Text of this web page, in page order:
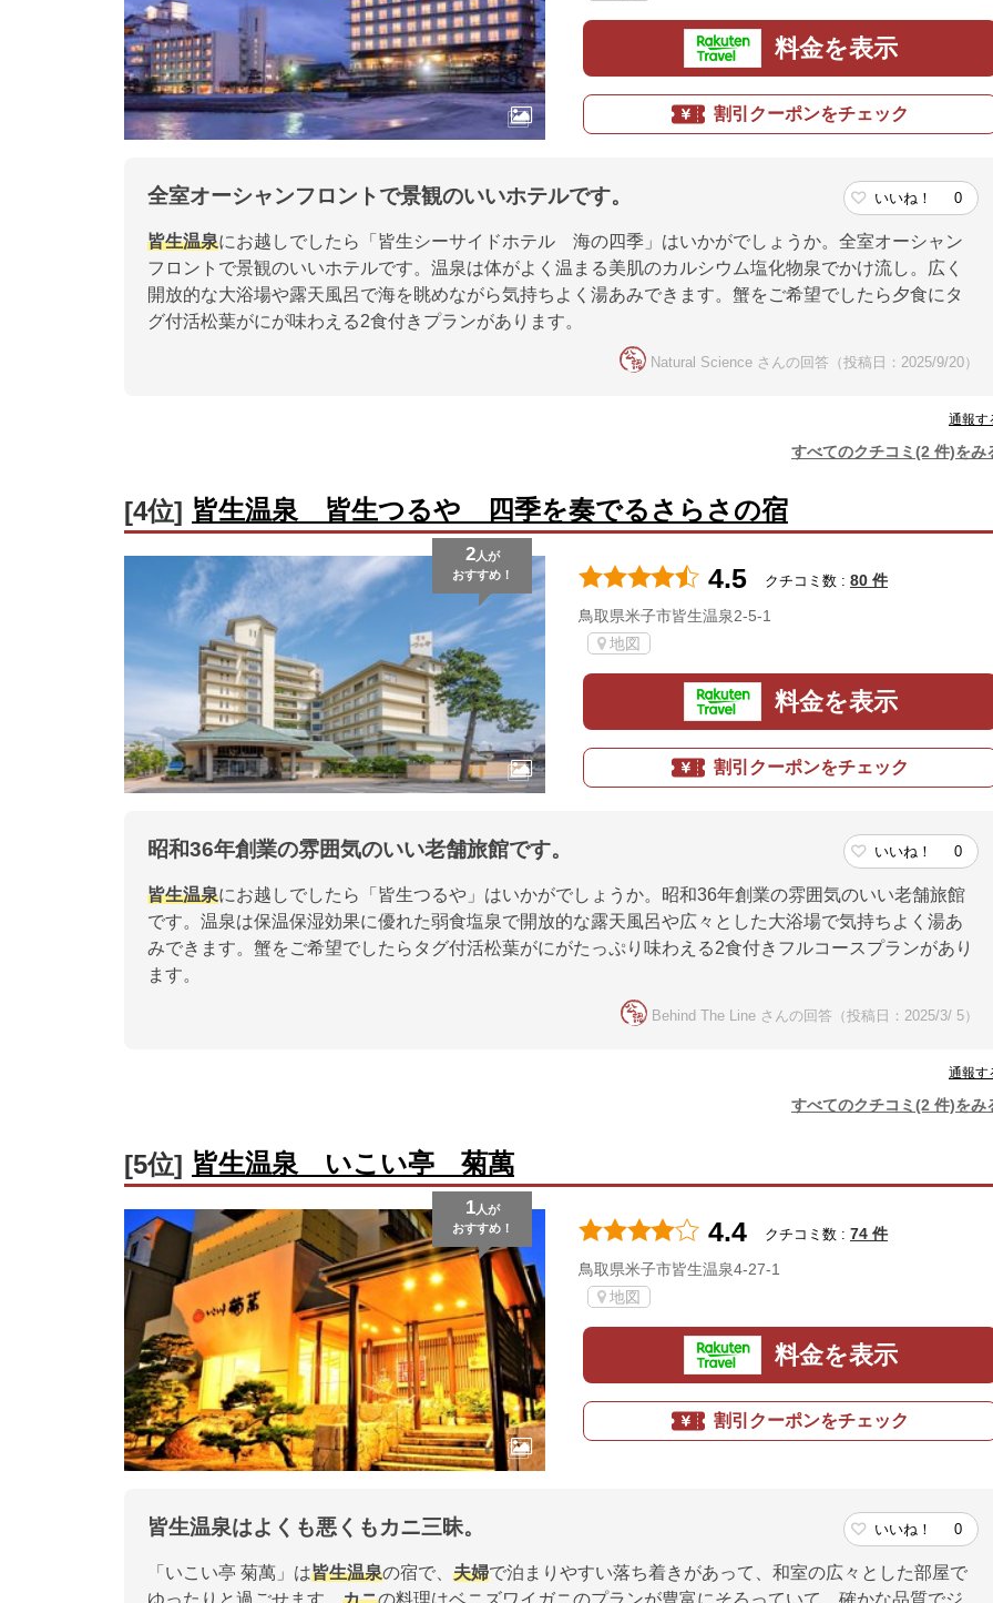
料金を表示
割引クーポンをチェック
全室オーシャンフロントで景観のいいホテルです。 いいね！ 0
皆生温泉にお越しでしたら「皆生シーサイドホテル 海の四季」はいかがでしょうか。全室オーシャン
フロントで景観のいいホテルです。温泉は体がよく温まる美肌のカルシウム塩化物泉でかけ流し。広く
開放的な大浴場や露天風呂で海を眺めながら気持ちよく湯あみできます。蟹をご希望でしたら夕食にタ
グ付活松葉がにが味わえる2食付きプランがあります。
Natural Science さんの回答（投稿日：2025/9/20）
通報す
すべてのクチコミ(2 件)をみ
[4位] 皆生温泉 皆生つるや 四季を奏でるさらさの宿
2人が
おすすめ！
4.5 クチコミ数 : 80 件
鳥取県米子市皆生温泉2-5-1
地図
料金を表示
割引クーポンをチェック
昭和36年創業の雰囲気のいい老舗旅館です。 いいね！ 0
皆生温泉にお越しでしたら「皆生つるや」はいかがでしょうか。昭和36年創業の雰囲気のいい老舗旅館
です。温泉は保温保湿効果に優れた弱食塩泉で開放的な露天風呂や広々とした大浴場で気持ちよく湯あ
みできます。蟹をご希望でしたらタグ付活松葉がにがたっぷり味わえる2食付きフルコースプランがあり
ます。
Behind The Line さんの回答（投稿日：2025/3/ 5）
通報す
すべてのクチコミ(2 件)をみ
[5位] 皆生温泉 いこい亭 菊萬
1人が
おすすめ！
4.4 クチコミ数 : 74 件
鳥取県米子市皆生温泉4-27-1
地図
料金を表示
割引クーポンをチェック
皆生温泉はよくも悪くもカニ三昧。 いいね！ 0
「いこい亭 菊萬」は皆生温泉の宿で、 夫婦で泊まりやすい落ち着きがあって、和室の広々とした部屋で
ゆったりと過ごせます。 カニの料理はベニズワイガニのプランが豊富にそろっていて、確かな品質でジ